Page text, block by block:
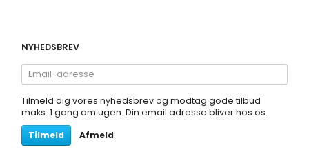
NYHEDSBREV
Email-
adresse
Tilmeld dig vores nyhedsbrev og modtag gode tilbud
maks. 1 gang om ugen. Din email adresse bliver hos os.
Tilmeld
Afmeld